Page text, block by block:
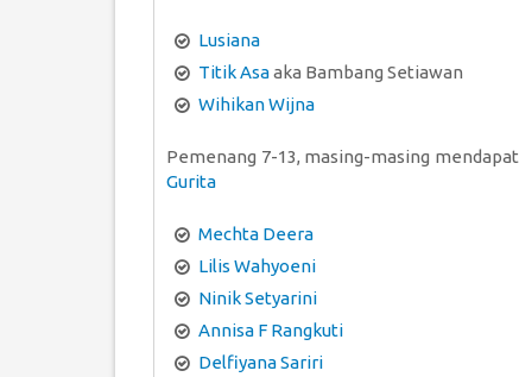
Lusiana
Titik Asaaka Bambang Setiawan
Wihikan Wijna
Pemenang 7-13, masing-masing mendapat
Gurita
Mechta Deera
Lilis Wahyoeni
Ninik Setyarini
Annisa F Rangkuti
Delfiyana Sariri